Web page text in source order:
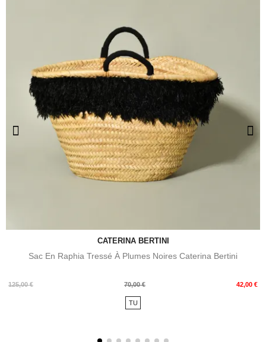
CATERINA BERTINI
Sac En Raphia Tressé À Plumes Noires Caterina Bertini
125,00 €
Prix
70,00 € 42,00 €
Prix
TU